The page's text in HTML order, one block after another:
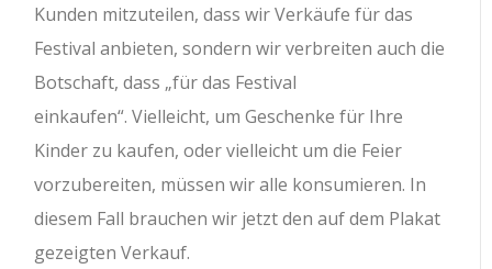
Kunden mitzuteilen, dass wir Verkäufe für das
Festival anbieten, sondern wir verbreiten auch die
Botschaft, dass „für das Festival
einkaufen“. Vielleicht, um Geschenke für Ihre
Kinder zu kaufen, oder vielleicht um die Feier
vorzubereiten, müssen wir alle konsumieren. In
diesem Fall brauchen wir jetzt den auf dem Plakat
gezeigten Verkauf.